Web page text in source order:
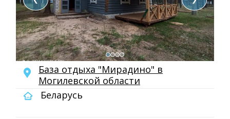
База отдыха "Мирадино" в
Могилевской области
Беларусь